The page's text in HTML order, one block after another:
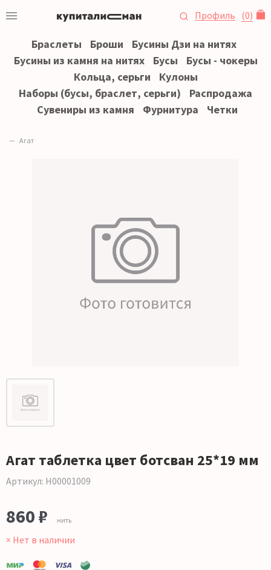
Профиль (0)
Браслеты Броши
Бусины Дзи на нитях
Бусины из камня на нитях
Бусы
Бусы - чокеры
Кольца, серьги
Кулоны
Наборы (бусы, браслет, серьги)
Распродажа
Сувениры из камня
Фурнитура Четки
Агат
Агат таблетка цвет ботсван 25*19 мм
Артикул: Н00001009
860 ₽ нить
× Нет в наличии